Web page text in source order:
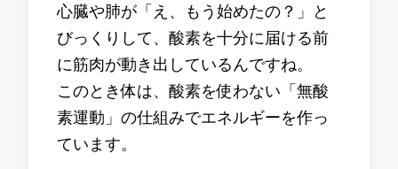
心臓や肺が「え、もう始めたの？」と
びっくりして、酸素を十分に届ける前
に筋肉が動き出しているんですね。
このとき体は、酸素を使わない「無酸
素運動」の仕組みでエネルギーを作っ
ています。